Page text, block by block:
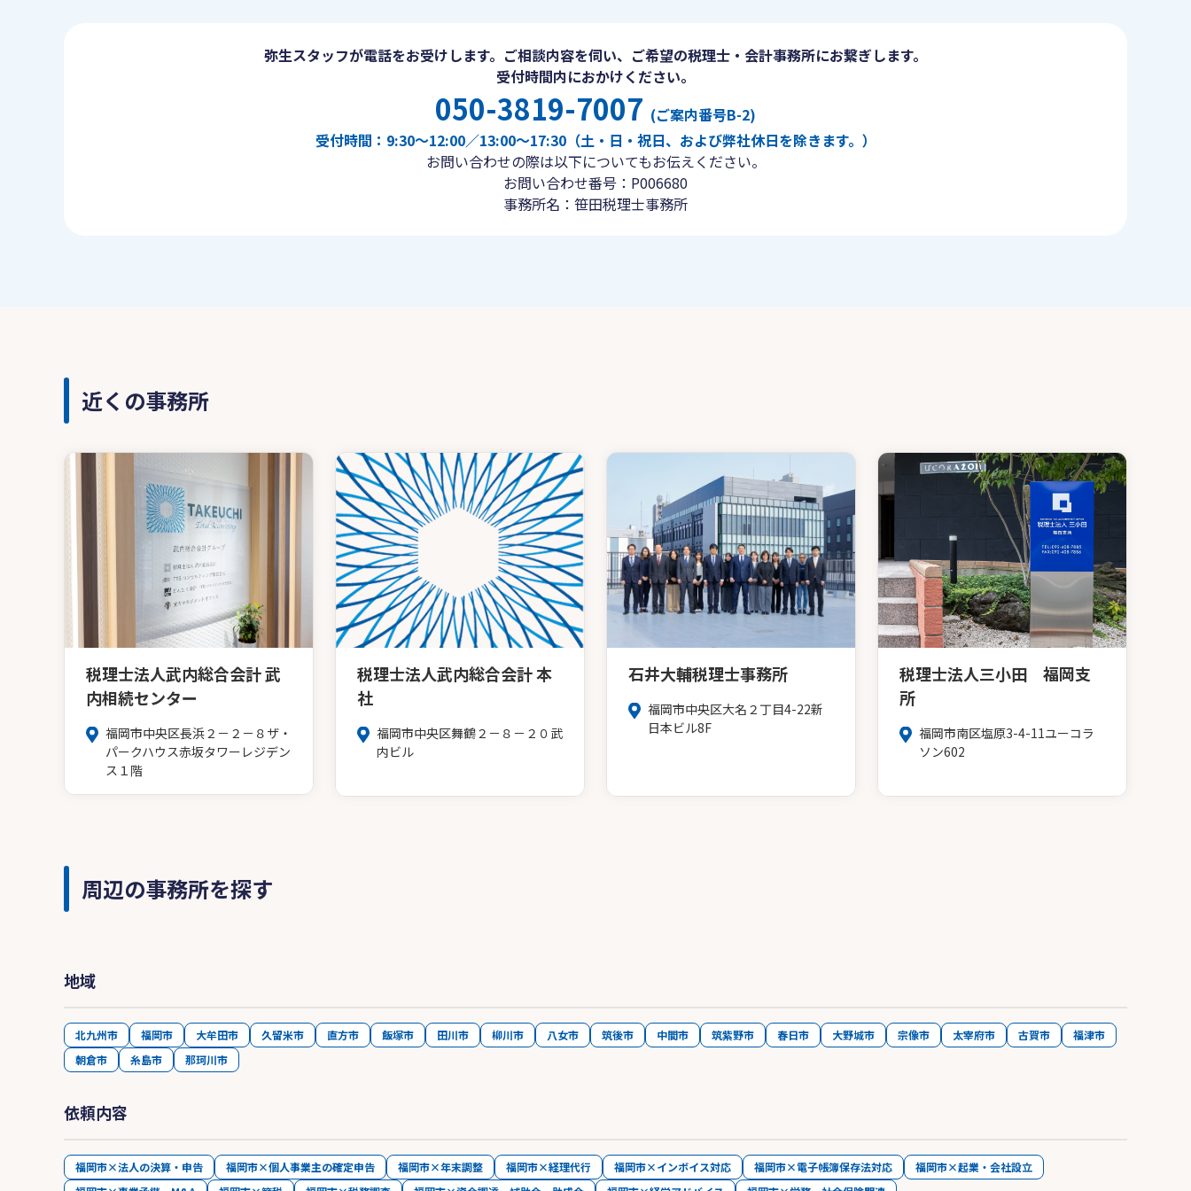
弥生スタッフが電話をお受けします。ご相談内容を伺い、ご希望の税理士・会計事務所にお繋ぎします。
受付時間内におかけください。
050-3819-7007 (ご案内番号B-2)
受付時間：9:30〜12:00／13:00〜17:30（土・日・祝日、および弊社休日を除きます。）
お問い合わせの際は以下についてもお伝えください。
お問い合わせ番号：P006680
事務所名：笹田税理士事務所
近くの事務所
税理士法人武内総合会計 武
内相続センター
福岡市中央区長浜２－２－８ザ・
パークハウス赤坂タワーレジデン
ス１階
税理士法人武内総合会計 本
社
福岡市中央区舞鶴２－８－２０武
内ビル
石井大輔税理士事務所
福岡市中央区大名２丁目4-22新
日本ビル8F
税理士法人三小田 福岡支
所
福岡市南区塩原3-4-11ユーコラ
ソン602
周辺の事務所を探す
地域
北九州市 福岡市 大牟田市 久留米市 直方市 飯塚市 田川市 柳川市 八女市 筑後市 中間市 筑紫野市 春日市 大野城市 宗像市 太宰府市 古賀市
福津市
朝倉市
糸島市 那珂川市
依頼内容
福岡市×法人の決算・申告 福岡市×個人事業主の確定申告 福岡市×年末調整 福岡市×経理代行 福岡市×インボイス対応 福岡市×電子帳簿保存法対応
福岡市×起業・会社設立